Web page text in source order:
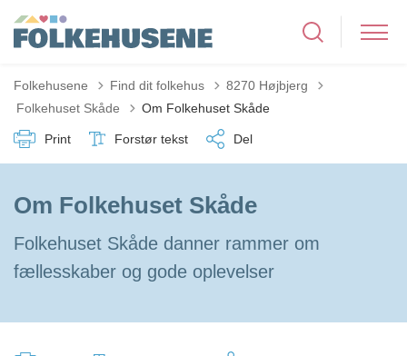
Folkehusene Find dit folkehus
8270 Højbjerg
Tilbage til
Folkehuset Skåde Om Folkehuset Skåde
Print Forstør tekst Del
Om Folkehuset Skåde
Folkehuset Skåde danner rammer om
fællesskaber og gode oplevelser